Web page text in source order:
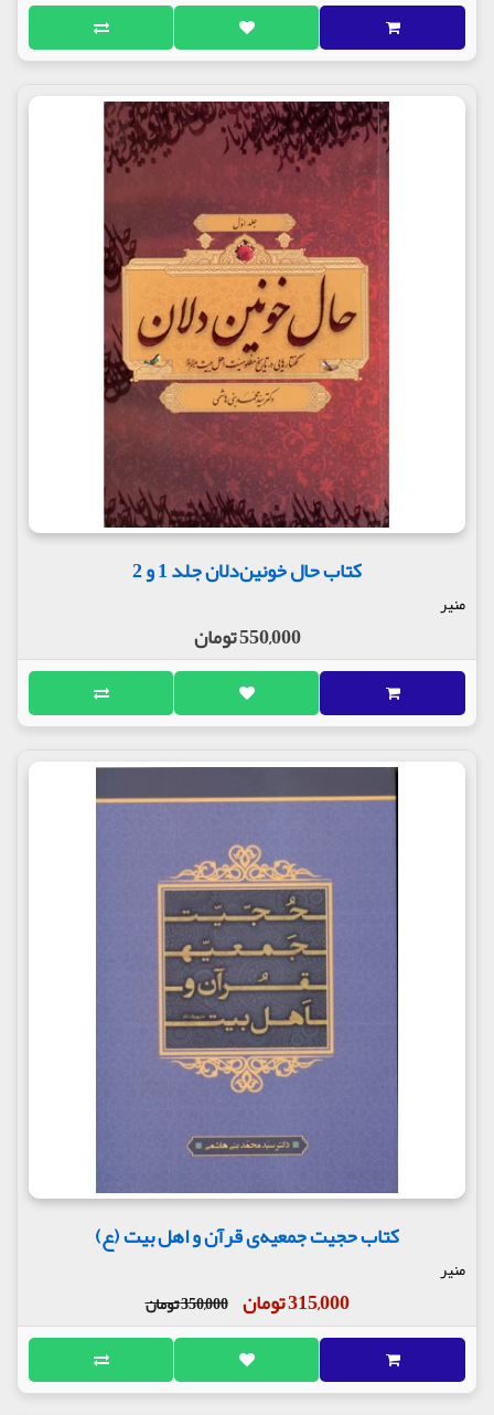
کتاب حال خونین‌دلان جلد 1 و 2
منیر
550,000 تومان
کتاب حجیت جمعیه‌ی قرآن و اهل بیت (ع)
منیر
315,000 تومان 350,000 تومان